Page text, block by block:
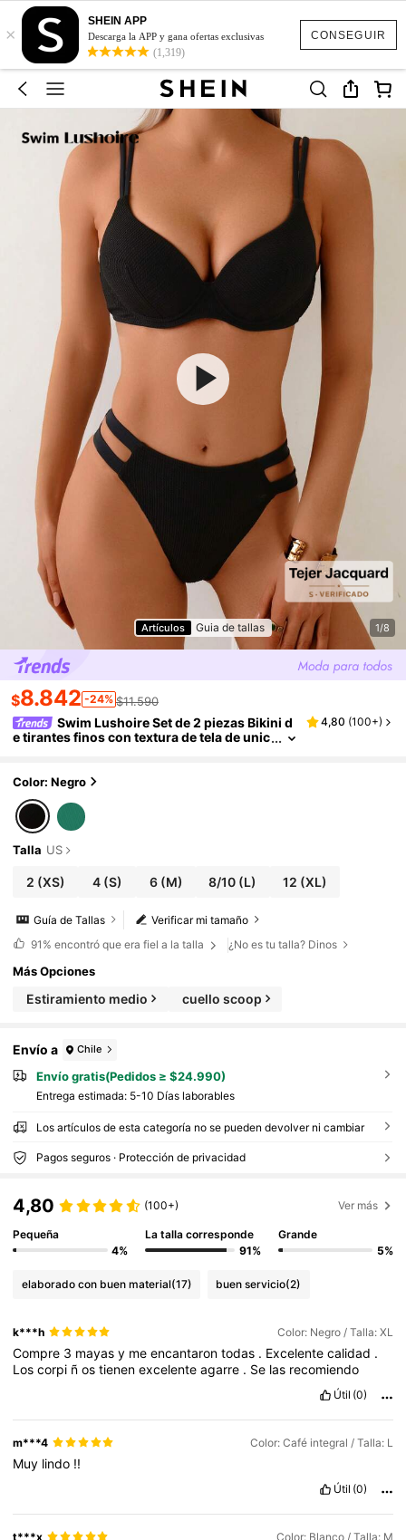
CONSEGUIR
×
SHEIN APP
Descarga la APP y gana ofertas exclusivas
(1,319)
Artículos Guia de tallas 1/8
$8.842 -24% $11.590
Swim Lushoire Set de 2 piezas Bikini d
e tirantes finos con textura de tela de unic
4,80 (100+)
Color: Negro
Talla US
2 (XS) 4(S) 6(M) 8/10 (L) 12 (XL)
Verificar mi tamaño
Guía de Tallas
91% encontró que era fiel a la talla ¿No es tu talla? Dinos
Más Opciones
Estiramiento medio cuello scoop
Envío a Chile
Envío gratis(Pedidos ≥ $24.990)
Entrega estimada: 5-10 Días laborables
Los artículos de esta categoría no se pueden devolver ni cambiar
Pagos seguros · Protección de privacidad
4,80 (100+) Ver más
Pequeña
4%
La talla corresponde
91%
Grande
5%
elaborado con buen material(17) buen servicio(2)
k***h Color: Negro / Talla: XL
Compre 3 mayasy meencantarontodas . Excelentecalidad .
Loscorpi ñostienenexcelenteagarre . Se las recomiendo
Útil (0)
m***4 Color: Café integral / Talla: L
Muy lindo !!
Útil (0)
t***x Color: Blanco / Talla: M